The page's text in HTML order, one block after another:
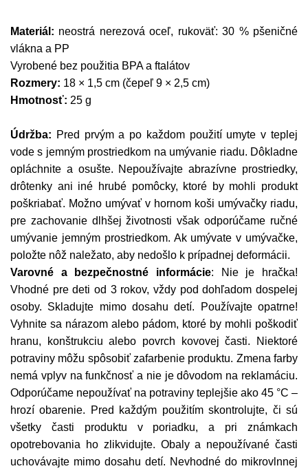
Materiál: neostrá nerezová oceľ, rukoväť: 30 % pšeničné
vlákna a PP
Vyrobené bez použitia BPA a ftalátov
Rozmery: 18 × 1,5 cm (čepeľ 9 × 2,5 cm)
Hmotnosť: 25 g
Údržba: Pred prvým a po každom použití umyte v teplej
vode s jemným prostriedkom na umývanie riadu. Dôkladne
opláchnite a osušte. Nepoužívajte abrazívne prostriedky,
drôtenky ani iné hrubé pomôcky, ktoré by mohli produkt
poškriabať. Možno umývať v hornom koši umývačky riadu,
pre zachovanie dlhšej životnosti však odporúčame ručné
umývanie jemným prostriedkom. Ak umývate v umývačke,
položte nôž naležato, aby nedošlo k prípadnej deformácii.
Varovné a bezpečnostné informácie: Nie je hračka!
Vhodné pre deti od 3 rokov, vždy pod dohľadom dospelej
osoby. Skladujte mimo dosahu detí. Používajte opatrne!
Vyhnite sa nárazom alebo pádom, ktoré by mohli poškodiť
hranu, konštrukciu alebo povrch kovovej časti. Niektoré
potraviny môžu spôsobiť zafarbenie produktu. Zmena farby
nemá vplyv na funkčnosť a nie je dôvodom na reklamáciu.
Odporúčame nepoužívať na potraviny teplejšie ako 45 °C –
hrozí obarenie. Pred každým použitím skontrolujte, či sú
všetky časti produktu v poriadku, a pri známkach
opotrebovania ho zlikvidujte. Obaly a nepoužívané časti
uchovávajte mimo dosahu detí. Nevhodné do mikrovlnnej